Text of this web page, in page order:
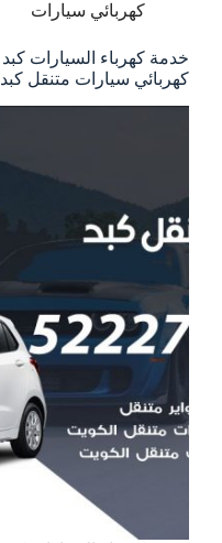
كهربائي سيارات
كهربائي سيارات متنقل كبد